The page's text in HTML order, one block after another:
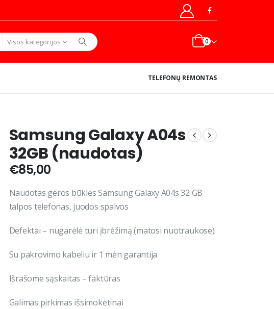
Visos kategorijos 0
TELEFONŲ REMONTAS
Samsung Galaxy A04s
32GB (naudotas)
€85,00
Naudotas geros būklės Samsung Galaxy A04s 32 GB
talpos telefonas, juodos spalvos
Defektai – nugarėlė turi įbrėžimą (matosi nuotraukose)
Su pakrovimo kabeliu ir 1 mėn garantija
Išrašome sąskaitas – faktūras
Galimas pirkimas išsimokėtinai